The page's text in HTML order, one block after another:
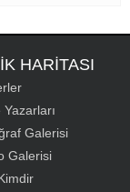
HARİTASI
Galerisi
Galerisi